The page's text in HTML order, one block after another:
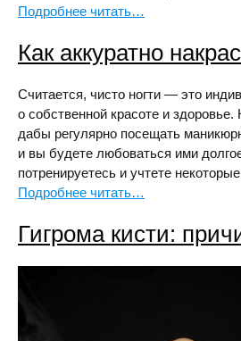
Подробнее читать…
Как аккуратно
Считается, чисто ногти — это
о собственной красоте и
дабы регулярно посещать
и вы будете любоваться ими
потренируетесь и учтете некоторые
Подробнее читать…
Гигрома кисти: